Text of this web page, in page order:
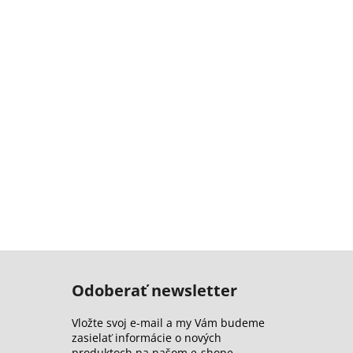
Odoberať newsletter
Vložte svoj e-mail a my Vám budeme
zasielať informácie o nových